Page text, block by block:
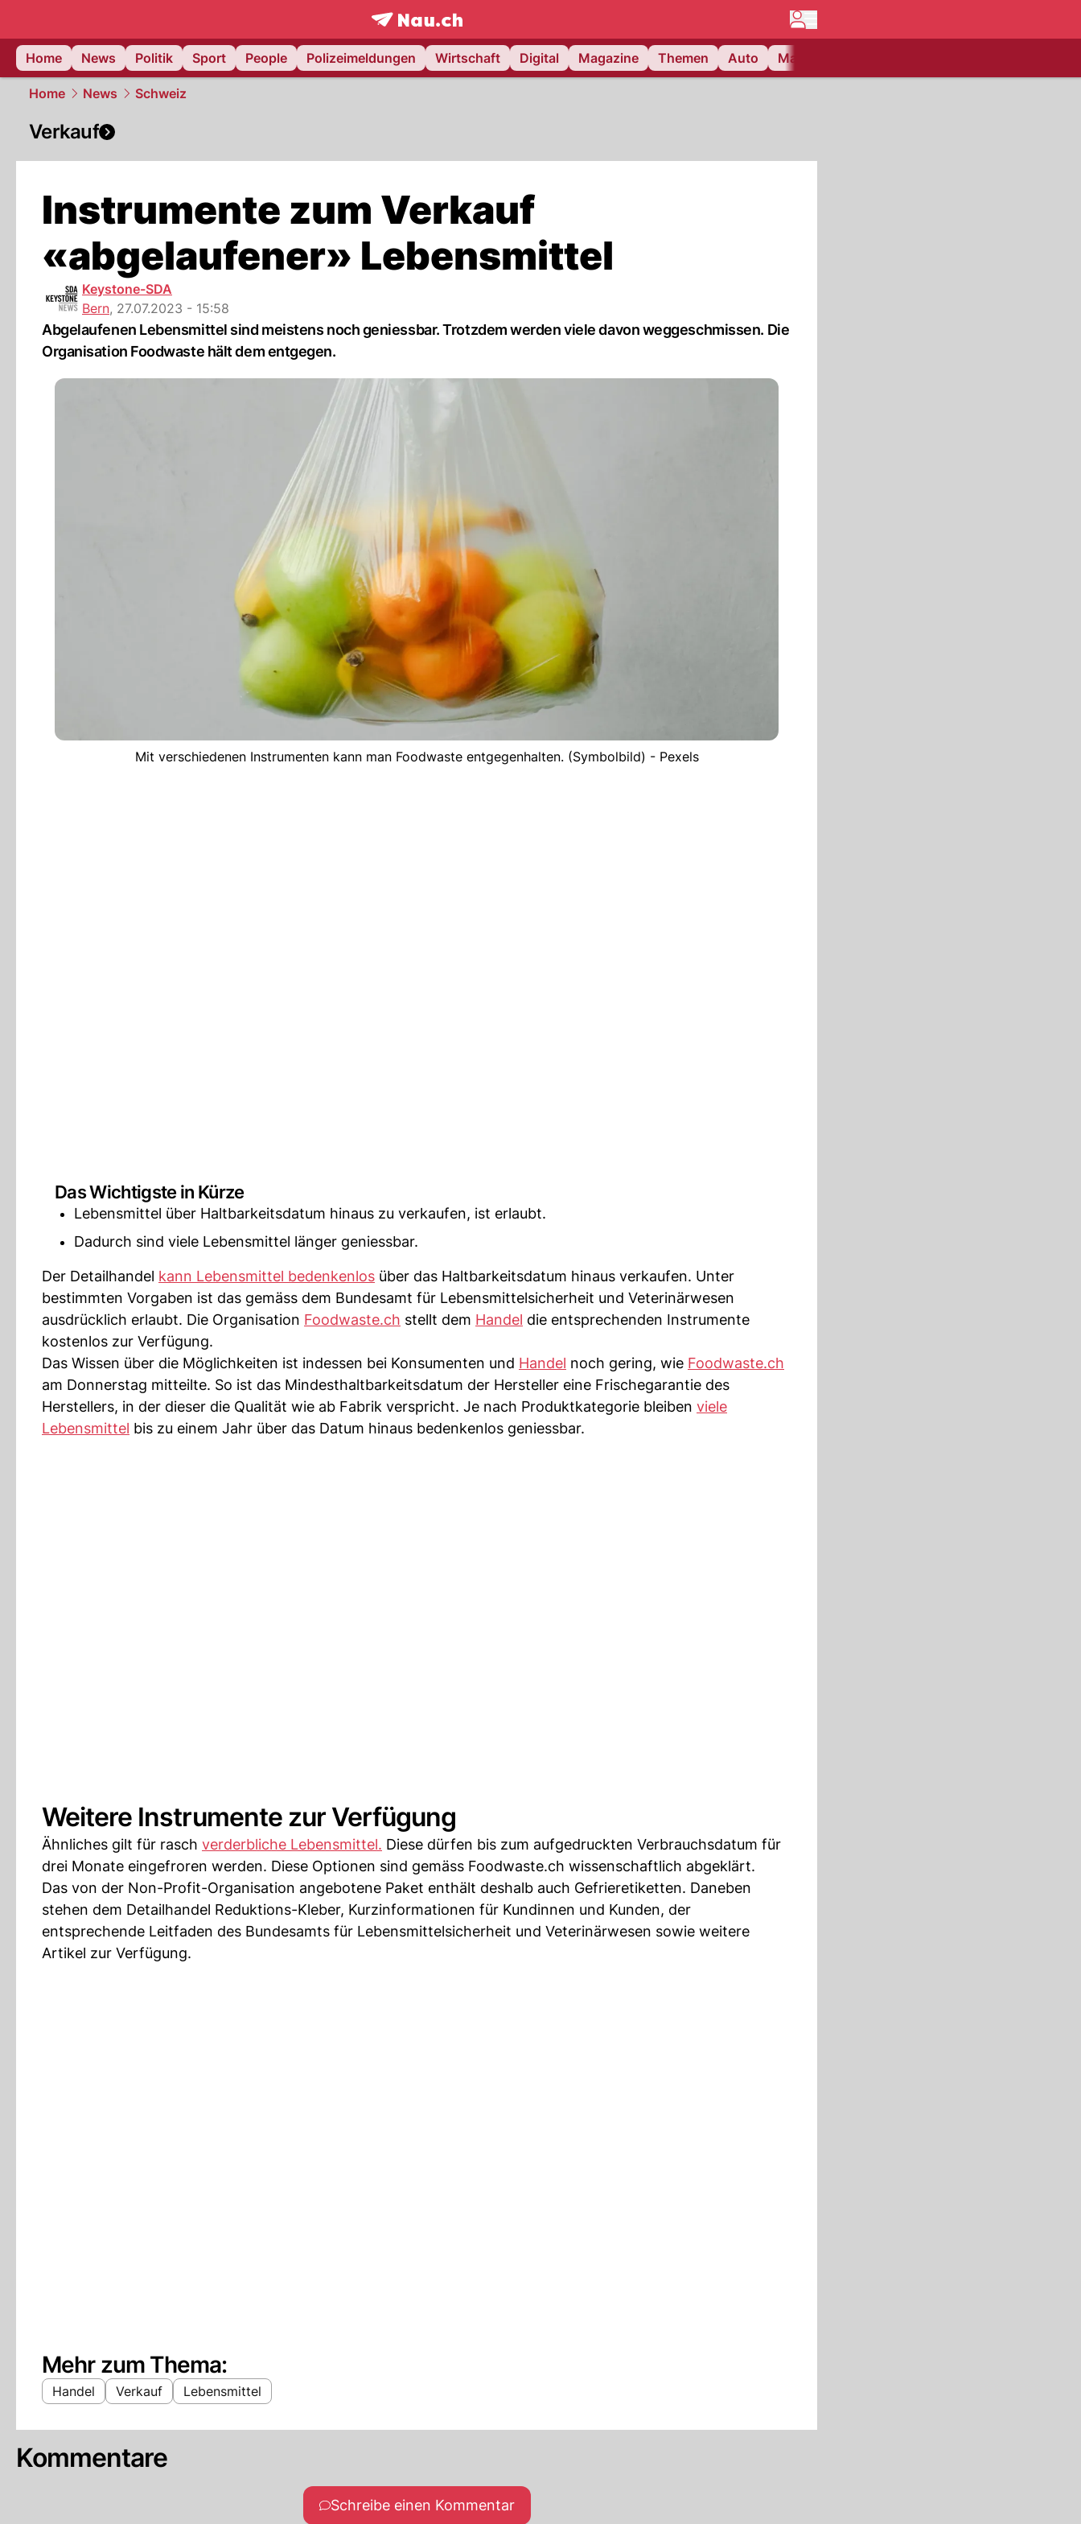
frontpage.NAU.ch
Home
News Politik Sport People Polizeimeldungen Wirtschaft Digital Magazine Themen Auto Matchcenter
Home News Schweiz
Verkauf
Instrumente zum Verkauf
«abgelaufener» Lebensmittel
Keystone-SDA
Bern, 27.07.2023 - 15:58
Abgelaufenen Lebensmittel sind meistens noch geniessbar. Trotzdem werden viele davon weggeschmissen. Die
Organisation Foodwaste hält dem entgegen.
Mit verschiedenen Instrumenten kann man Foodwaste entgegenhalten. (Symbolbild) - Pexels
Das Wichtigste in Kürze
Lebensmittel über Haltbarkeitsdatum hinaus zu verkaufen, ist erlaubt.
Dadurch sind viele Lebensmittel länger geniessbar.
Der Detailhandel kann Lebensmittel bedenkenlos über das Haltbarkeitsdatum hinaus verkaufen. Unter
bestimmten Vorgaben ist das gemäss dem Bundesamt für Lebensmittelsicherheit und Veterinärwesen
ausdrücklich erlaubt. Die Organisation Foodwaste.ch stellt dem Handel die entsprechenden Instrumente
kostenlos zur Verfügung.
Das Wissen über die Möglichkeiten ist indessen bei Konsumenten und Handel noch gering, wie Foodwaste.ch
am Donnerstag mitteilte. So ist das Mindesthaltbarkeitsdatum der Hersteller eine Frischegarantie des
Herstellers, in der dieser die Qualität wie ab Fabrik verspricht. Je nach Produktkategorie bleiben viele
Lebensmittel bis zu einem Jahr über das Datum hinaus bedenkenlos geniessbar.
Weitere Instrumente zur Verfügung
Ähnliches gilt für rasch verderbliche Lebensmittel. Diese dürfen bis zum aufgedruckten Verbrauchsdatum für
drei Monate eingefroren werden. Diese Optionen sind gemäss Foodwaste.ch wissenschaftlich abgeklärt.
Das von der Non-Profit-Organisation angebotene Paket enthält deshalb auch Gefrieretiketten. Daneben
stehen dem Detailhandel Reduktions-Kleber, Kurzinformationen für Kundinnen und Kunden, der
entsprechende Leitfaden des Bundesamts für Lebensmittelsicherheit und Veterinärwesen sowie weitere
Artikel zur Verfügung.
Mehr zum Thema:
Handel Verkauf Lebensmittel
Kommentare
Schreibe einen Kommentar